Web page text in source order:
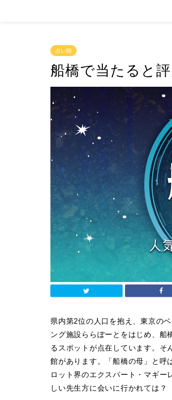
占い師
船橋で当たると
県内第2位の人口を抱え、東京の
ング施設ららぽーとをはじめ、船
るスポットが点在しています。そ
館があります。「船橋の母」と呼
ロット界のエクスパート・マギー
しい先生方に会いに行かれては？